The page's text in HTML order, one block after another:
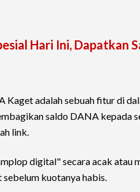
Hari Ini, Dapatkan
Kaget adalah sebuah fitur di
saldo DANA kepada
link.
digital" secara acak atau
kuotanya habis.